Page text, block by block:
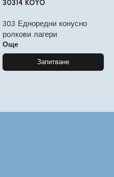
30314 KOYO
303 Едноредни конусно
ролкови лагери
Още
Запитване